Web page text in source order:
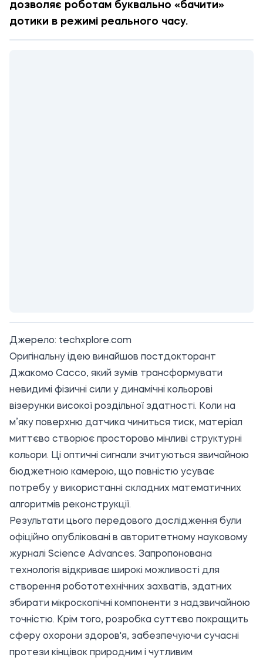
дозволяє роботам буквально «бачити»
дотики в режимі реального часу.
Джерело: techxplore.com
Оригінальну ідею винайшов постдокторант
Джакомо Сассо, який зумів трансформувати
невидимі фізичні сили у динамічні кольорові
візерунки високої роздільної здатності. Коли на
м’яку поверхню датчика чиниться тиск, матеріал
миттєво створює просторово мінливі структурні
кольори. Ці оптичні сигнали зчитуються звичайною
бюджетною камерою, що повністю усуває
потребу у використанні складних математичних
алгоритмів реконструкції.
Результати цього передового дослідження були
офіційно опубліковані в авторитетному науковому
журналі Science Advances. Запропонована
технологія відкриває широкі можливості для
створення робототехнічних захватів, здатних
збирати мікроскопічні компоненти з надзвичайною
точністю. Крім того, розробка суттєво покращить
сферу охорони здоров'я, забезпечуючи сучасні
протези кінцівок природним і чутливим